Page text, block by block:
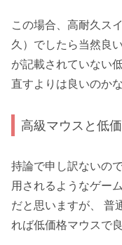
この場合、高耐久ス
久）でしたら当然良
が記載されていない
直すよりは良いのか
高級マウスと低
持論で申し訳ないの
用されるようなゲー
だと思いますが、 普
れば低価格マウスで